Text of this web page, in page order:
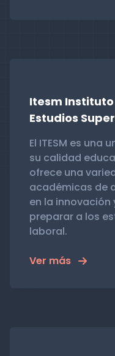
Itesm
Estudios
El ITESM es una
su calidad
ofrece una
académicas de
en la
preparar a los
laboral.
Ver más